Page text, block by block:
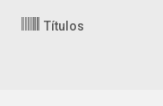
Títulos